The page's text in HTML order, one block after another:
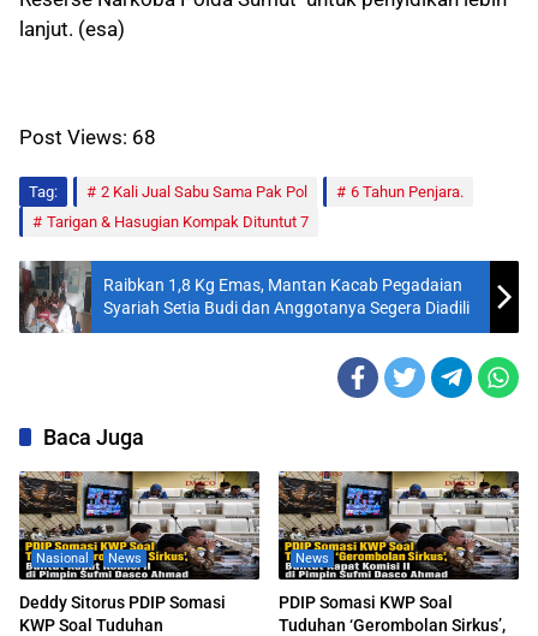
lanjut. (esa)
Post Views: 68
Tag: 2 Kali Jual Sabu Sama Pak Pol
6 Tahun Penjara.
Tarigan & Hasugian Kompak Dituntut 7
Raibkan 1,8 Kg Emas, Mantan Kacab Pegadaian
Syariah Setia Budi dan Anggotanya Segera Diadili
Baca Juga
Nasional News
Deddy Sitorus PDIP Somasi
KWP Soal Tuduhan
News
PDIP Somasi KWP Soal
Tuduhan ‘Gerombolan Sirkus’,